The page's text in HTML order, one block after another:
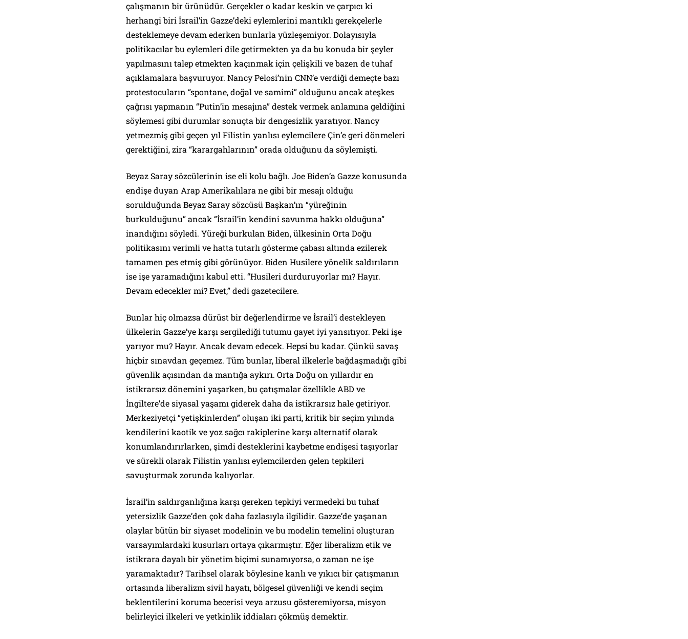
çalışmanın bir ürünüdür. Gerçekler o kadar keskin ve çarpıcı ki
herhangi biri İsrail’in Gazze’deki eylemlerini mantıklı gerekçelerle
desteklemeye devam ederken bunlarla yüzleşemiyor. Dolayısıyla
politikacılar bu eylemleri dile getirmekten ya da bu konuda bir şeyler
yapılmasını talep etmekten kaçınmak için çelişkili ve bazen de tuhaf
açıklamalara başvuruyor. Nancy Pelosi’nin CNN’e verdiği demeçte bazı
protestocuların “spontane, doğal ve samimi” olduğunu ancak ateşkes
çağrısı yapmanın “Putin’in mesajına” destek vermek anlamına geldiğini
söylemesi gibi durumlar sonuçta bir dengesizlik yaratıyor. Nancy
yetmezmiş gibi geçen yıl Filistin yanlısı eylemcilere Çin’e geri dönmeleri
gerektiğini, zira “karargahlarının” orada olduğunu da söylemişti.
Beyaz Saray sözcülerinin ise eli kolu bağlı. Joe Biden’a Gazze konusunda
endişe duyan Arap Amerikalılara ne gibi bir mesajı olduğu
sorulduğunda Beyaz Saray sözcüsü Başkan’ın “yüreğinin
burkulduğunu” ancak “İsrail’in kendini savunma hakkı olduğuna”
inandığını söyledi. Yüreği burkulan Biden, ülkesinin Orta Doğu
politikasını verimli ve hatta tutarlı gösterme çabası altında ezilerek
tamamen pes etmiş gibi görünüyor. Biden Husilere yönelik saldırıların
ise işe yaramadığını kabul etti. “Husileri durduruyorlar mı? Hayır.
Devam edecekler mi? Evet,” dedi gazetecilere.
Bunlar hiç olmazsa dürüst bir değerlendirme ve İsrail’i destekleyen
ülkelerin Gazze’ye karşı sergilediği tutumu gayet iyi yansıtıyor. Peki işe
yarıyor mu? Hayır. Ancak devam edecek. Hepsi bu kadar. Çünkü savaş
hiçbir sınavdan geçemez. Tüm bunlar, liberal ilkelerle bağdaşmadığı gibi
güvenlik açısından da mantığa aykırı. Orta Doğu on yıllardır en
istikrarsız dönemini yaşarken, bu çatışmalar özellikle ABD ve
İngiltere’de siyasal yaşamı giderek daha da istikrarsız hale getiriyor.
Merkeziyetçi “yetişkinlerden” oluşan iki parti, kritik bir seçim yılında
kendilerini kaotik ve yoz sağcı rakiplerine karşı alternatif olarak
konumlandırırlarken, şimdi desteklerini kaybetme endişesi taşıyorlar
ve sürekli olarak Filistin yanlısı eylemcilerden gelen tepkileri
savuşturmak zorunda kalıyorlar.
İsrail’in saldırganlığına karşı gereken tepkiyi vermedeki bu tuhaf
yetersizlik Gazze’den çok daha fazlasıyla ilgilidir. Gazze’de yaşanan
olaylar bütün bir siyaset modelinin ve bu modelin temelini oluşturan
varsayımlardaki kusurları ortaya çıkarmıştır. Eğer liberalizm etik ve
istikrara dayalı bir yönetim biçimi sunamıyorsa, o zaman ne işe
yaramaktadır? Tarihsel olarak böylesine kanlı ve yıkıcı bir çatışmanın
ortasında liberalizm sivil hayatı, bölgesel güvenliği ve kendi seçim
beklentilerini koruma becerisi veya arzusu gösteremiyorsa, misyon
belirleyici ilkeleri ve yetkinlik iddiaları çökmüş demektir.